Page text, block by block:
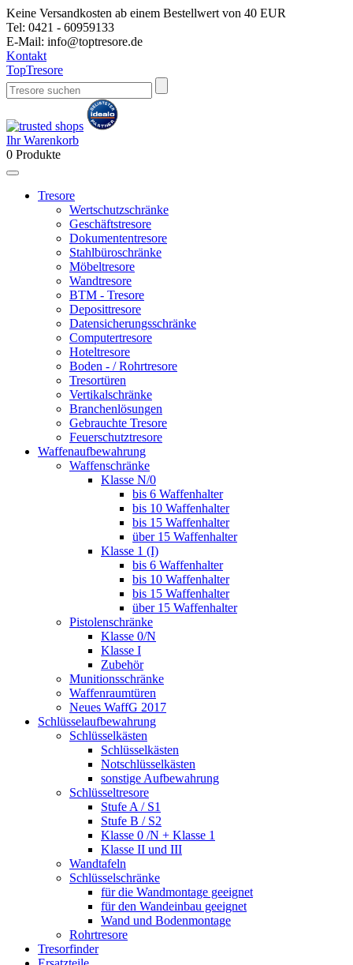
Keine Versandkosten ab einem Bestellwert von 40 EUR
Tel: 0421 - 60959133
E-Mail: info@toptresore.de
Kontakt
TopTresore
Ihr Warenkorb
0 Produkte
Tresore
Wertschutzschränke
Geschäftstresore
Dokumententresore
Stahlbüroschränke
Möbeltresore
Wandtresore
BTM - Tresore
Deposittresore
Datensicherungsschränke
Computertresore
Hoteltresore
Boden - / Rohrtresore
Tresortüren
Vertikalschränke
Branchenlösungen
Gebrauchte Tresore
Feuerschutztresore
Waffenaufbewahrung
Waffenschränke
Klasse N/0
bis 6 Waffenhalter
bis 10 Waffenhalter
bis 15 Waffenhalter
über 15 Waffenhalter
Klasse 1 (I)
bis 6 Waffenhalter
bis 10 Waffenhalter
bis 15 Waffenhalter
über 15 Waffenhalter
Pistolenschränke
Klasse 0/N
Klasse I
Zubehör
Munitionsschränke
Waffenraumtüren
Neues WaffG 2017
Schlüsselaufbewahrung
Schlüsselkästen
Schlüsselkästen
Notschlüsselkästen
sonstige Aufbewahrung
Schlüsseltresore
Stufe A / S1
Stufe B / S2
Klasse 0 /N + Klasse 1
Klasse II und III
Wandtafeln
Schlüsselschränke
für die Wandmontage geeignet
für den Wandeinbau geeignet
Wand und Bodenmontage
Rohrtresore
Tresorfinder